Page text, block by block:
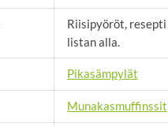
Riisipyöröt, resepti
listan alla.
Pikasämpylät
Munakasmuffinssit